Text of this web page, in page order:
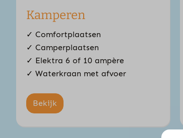
Kamperen
✓ Comfortplaatsen
✓ Camperplaatsen
✓ Elektra 6 of 10 ampère
✓ Waterkraan met afvoer
Bekijk